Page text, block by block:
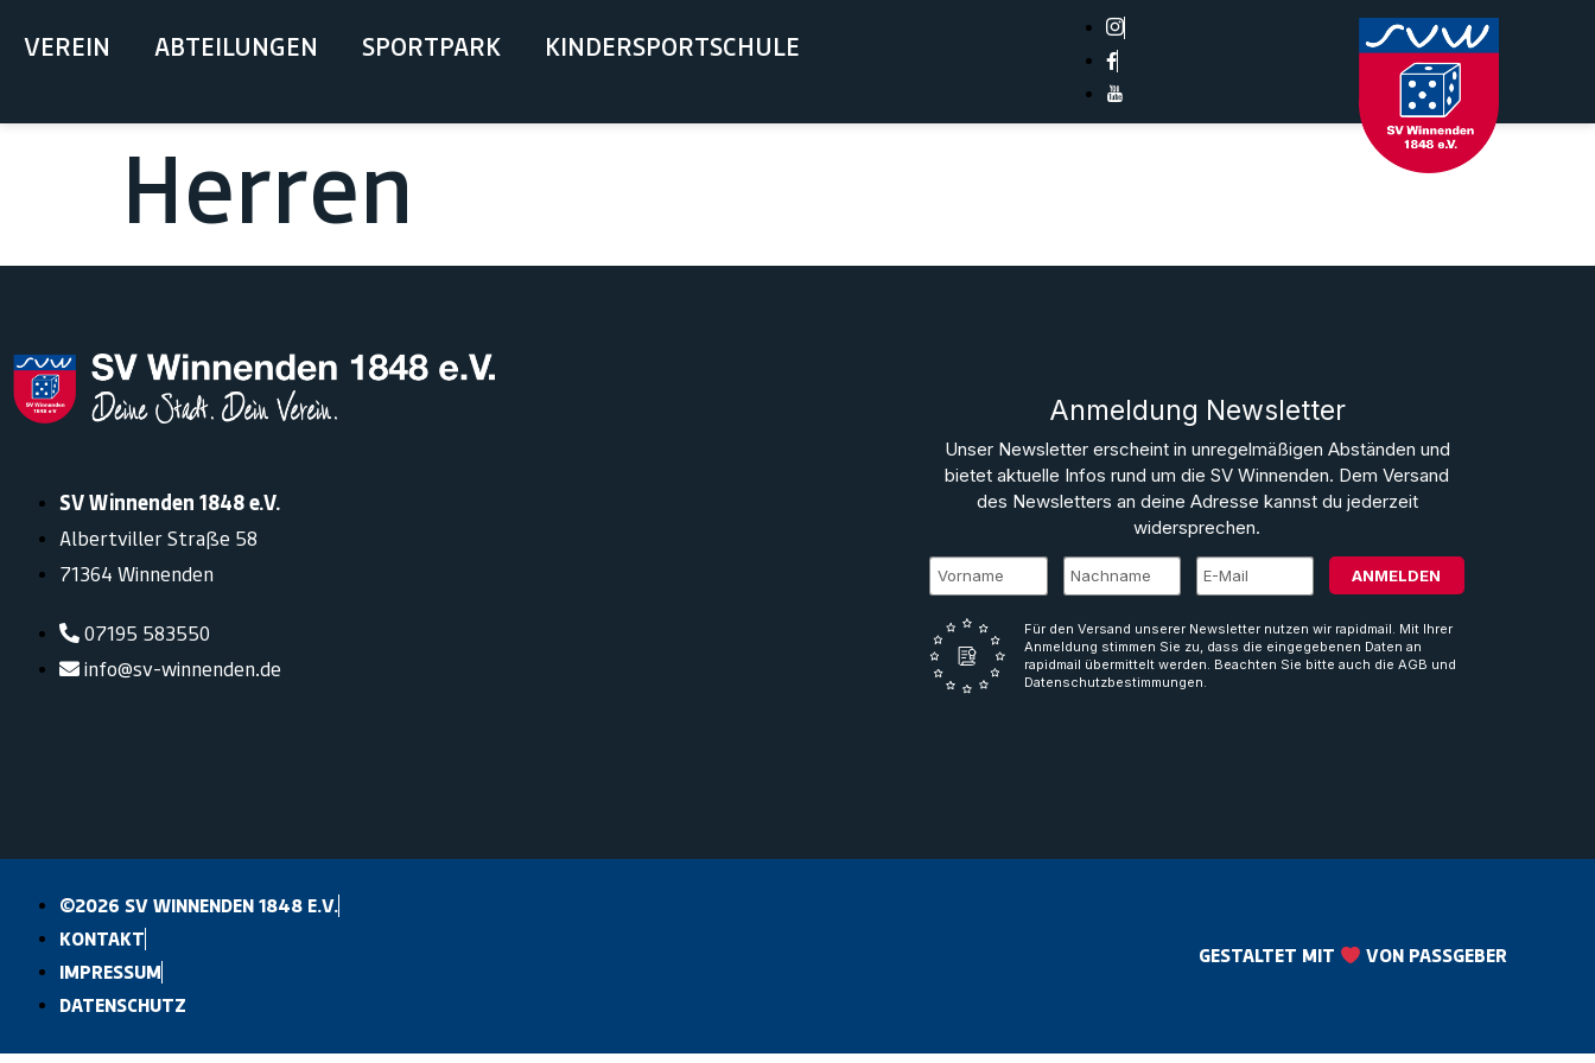
springen
VEREIN ABTEILUNGEN SPORTPARK KINDERSPORTSCHULE
Herren
SV Winnenden 1848 e.V.
Albertviller Straße 58
71364 Winnenden
07195 583550
info@sv-winnenden.de
Anmeldung Newsletter
Unser Newsletter erscheint in unregelmäßigen Abständen und
bietet aktuelle Infos rund um die SV Winnenden. Dem Versand
des Newsletters an deine Adresse kannst du jederzeit
widersprechen.
ANMELDEN
Für den Versand unserer Newsletter nutzen wir rapidmail. Mit Ihrer
Anmeldung stimmen Sie zu, dass die eingegebenen Daten an
rapidmail übermittelt werden. Beachten Sie bitte auch die AGB und
Datenschutzbestimmungen.
©2026 SV WINNENDEN 1848 E.V.
KONTAKT
IMPRESSUM
DATENSCHUTZ
GESTALTET MIT VON PASSGEBER